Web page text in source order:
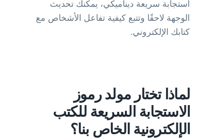
استجابة سريعة ديناميكي، يمكنك تحديث
الوجهة لاحقًا وتتبع كيفية تفاعل الأشخاص مع
كتابك الإلكتروني.
لماذا تختار مولد رموز
الاستجابة السريعة للكتب
الإلكترونية الخاص بنا؟